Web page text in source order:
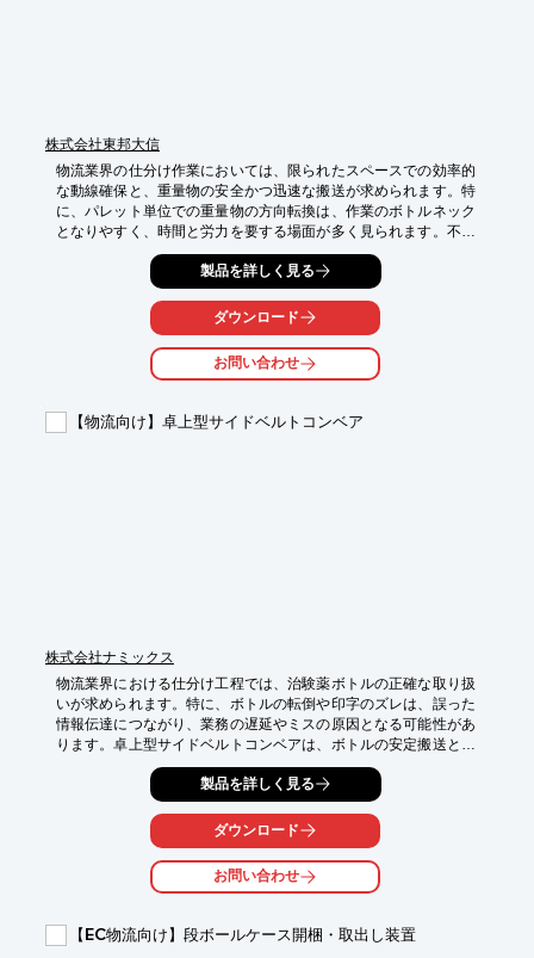
株式会社東邦大信
物流業界の仕分け作業においては、限られたスペースでの効率的
な動線確保と、重量物の安全かつ迅速な搬送が求められます。特
に、パレット単位での重量物の方向転換は、作業のボトルネック
となりやすく、時間と労力を要する場面が多く見られます。不適
切な搬送方法は、作業効率の低下や、重量物による事故のリスク
を高める可能性があります。換太郎1000型は、これらの課題に対
し、同一平面上での直角搬送を可能にすることで、搬送ラインの
省スペース化と作業効率の向上を実現します。
【活用シーン】
・倉庫内でのパレット仕分け作業
・限られたスペースでのレイアウト変更
製品を詳しく見る
ダウンロード
お問い合わせ
【物流向け】卓上型サイドベルトコンベア
株式会社ナミックス
物流業界における仕分け工程では、治験薬ボトルの正確な取り扱
いが求められます。特に、ボトルの転倒や印字のズレは、誤った
情報伝達につながり、業務の遅延やミスの原因となる可能性があ
ります。卓上型サイドベルトコンベアは、ボトルの安定搬送と底
面印字を可能にし、仕分け作業における課題を解決します。
【活用シーン】
・治験薬ボトルの仕分け工程
・治験薬製造ラインへの組み込み
・底面印字による識別管理
・印字不良の削減による、誤識別防止
製品を詳しく見る
ダウンロード
お問い合わせ
【EC物流向け】段ボールケース開梱・取出し装置